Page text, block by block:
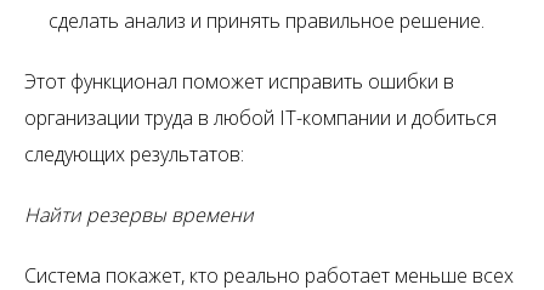
сделать анализ и принять правильное решение.
Этот функционал поможет исправить ошибки в
организации труда в любой IT-компании и добиться
следующих результатов:
Найти резервы времени
Система покажет, кто реально работает меньше всех